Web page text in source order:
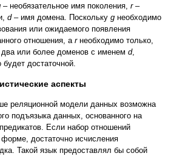
– необязательное имя поколения, r–
d– имя домена. Поскольку g необходимо
или ожидаемого появления
отношения, а rнеобходимо только,
или более доменов с именем d,
достаточной.
аспекты
реляционной модели данных возможна
подъязыка данных, основанного на
Если набор отношений
достаточно исчисления
Такой язык предоставлял бы собой